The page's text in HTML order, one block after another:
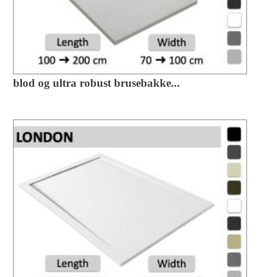
blod og ultra robust brusebakke...